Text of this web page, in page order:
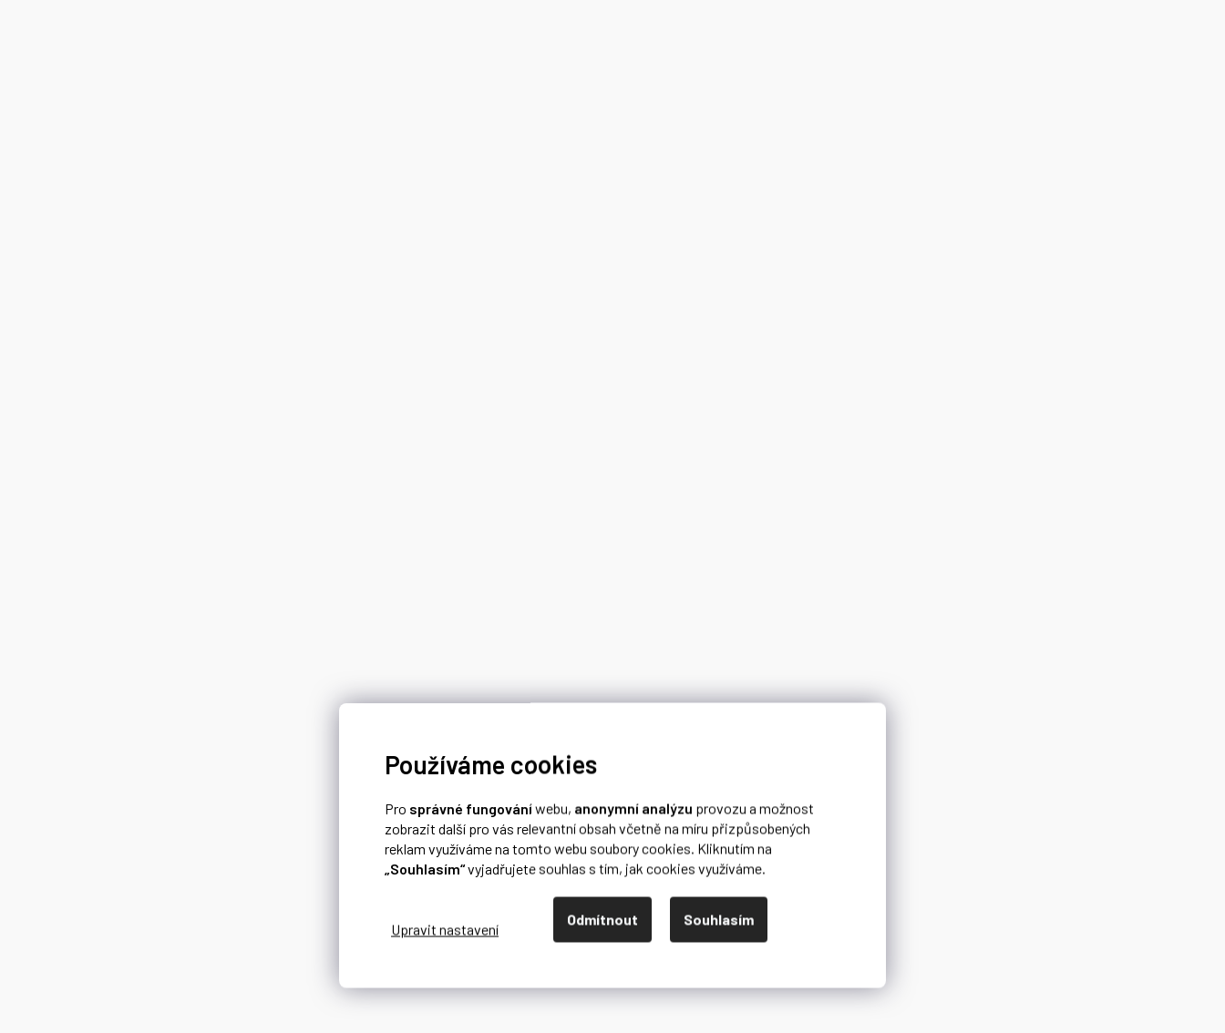
Používáme cookies
Pro správné fungováníwebu, anonymní analýzu provozu a možnost
zobrazit další pro vás relevantní obsah včetně na míru přizpůsobených
reklam využíváme na tomto webu soubory cookies. Kliknutím na
„Souhlasím“vyjadřujete souhlas s tím, jak cookies využíváme.
Odmítnout Souhlasím